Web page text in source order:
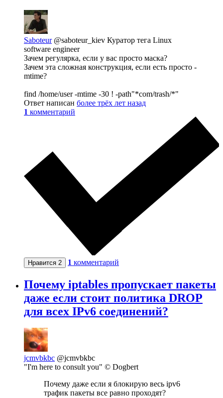
Saboteur @saboteur_kiev Куратор тега Linux
software engineer
Зачем регулярка, если у вас просто маска?
Зачем эта сложная конструкция, если есть просто -
mtime?
find /home/user -mtime -30 ! -path"*com/trash/*"
Ответ написан более трёх лет назад
1 комментарий
Нравится 2 1 комментарий
Почему iptables пропускает пакеты
даже если стоит политика DROP
для всех IPv6 соединений?
jcmvbkbc @jcmvbkbc
"I'm here to consult you" © Dogbert
Почему даже если я блокирую весь ipv6
трафик пакеты все равно проходят?